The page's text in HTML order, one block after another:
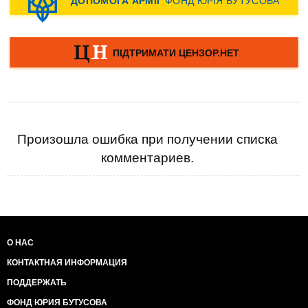
Произошла ошибка при получении списка
комментариев.
О НАС
КОНТАКТНАЯ ИНФОРМАЦИЯ
ПОДДЕРЖАТЬ
ФОНД ЮРИЯ БУТУСОВА